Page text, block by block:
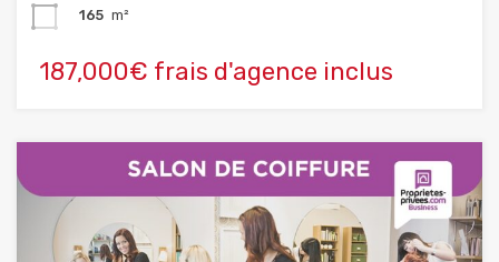
165 m²
187,000€ frais d'agence inclus